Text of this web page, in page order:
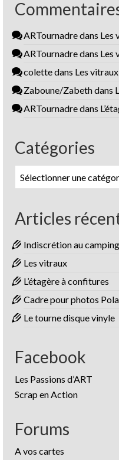
ARTournadredans Les
ARTournadredans Les
colettedans Les vitraux
Zaboune/Zabethdans
ARTournadredans
Catégories
Catégories
Articles
Indiscrétion au camping
Les vitraux
L’étagère à confitures
Cadre pour photos
Le tourne disque vinyle
Facebook
Les Passions d’ART
Scrap en Action
Forums
A vos cartes